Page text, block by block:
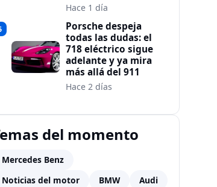
Hace 1 día
Porsche despeja
todas las dudas: el
718 eléctrico sigue
adelante y ya mira
más allá del 911
Hace 2 días
del momento
Mercedes Benz
Noticias del motor
BMW
Audi